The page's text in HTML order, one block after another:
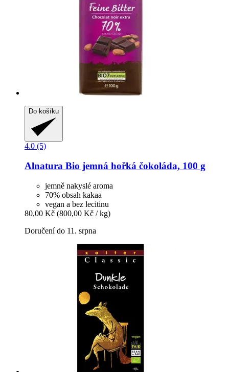
Do košíku
4.0 (5)
Alnatura Bio jemná hořká čokoláda, 100 g
jemně nakyslé aroma
70% obsah kakaa
vegan a bez lecitinu
80,00 Kč (800,00 Kč / kg)
Doručení do 11. srpna